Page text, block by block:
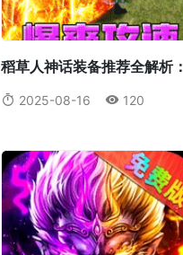
稻草人神话装备推荐全解析：
火箭腰带为何成为首选？
2025-08-16 120